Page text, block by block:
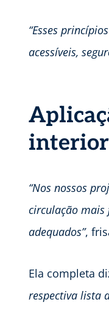
“Esses
acessíveis,
“Nos nossos
circulação mais
adequados”,
Ela completa
respectiva lista